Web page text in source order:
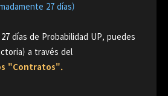
27 días)
días de Probabilidad UP, puedes
a través del
"Contratos".